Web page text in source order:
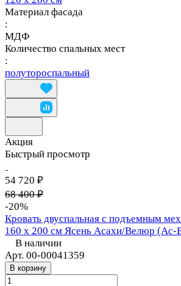
Материал фасада
:
МДФ
Количество спальных мест
:
полутороспальный
Акция
Быстрый просмотр
54 720 ₽
68 400 ₽
-20%
Кровать двуспальная с подъемным
160 х 200 см Ясень Асахи/Велюр
В наличии
Арт. 00-00041359
В корзину